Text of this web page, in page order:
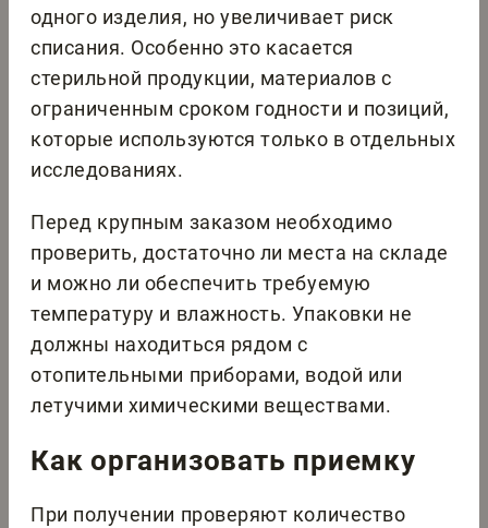
одного изделия, но увеличивает риск
списания. Особенно это касается
стерильной продукции, материалов с
ограниченным сроком годности и позиций,
которые используются только в отдельных
исследованиях.
Перед крупным заказом необходимо
проверить, достаточно ли места на складе
и можно ли обеспечить требуемую
температуру и влажность. Упаковки не
должны находиться рядом с
отопительными приборами, водой или
летучими химическими веществами.
Как организовать приемку
При получении проверяют количество